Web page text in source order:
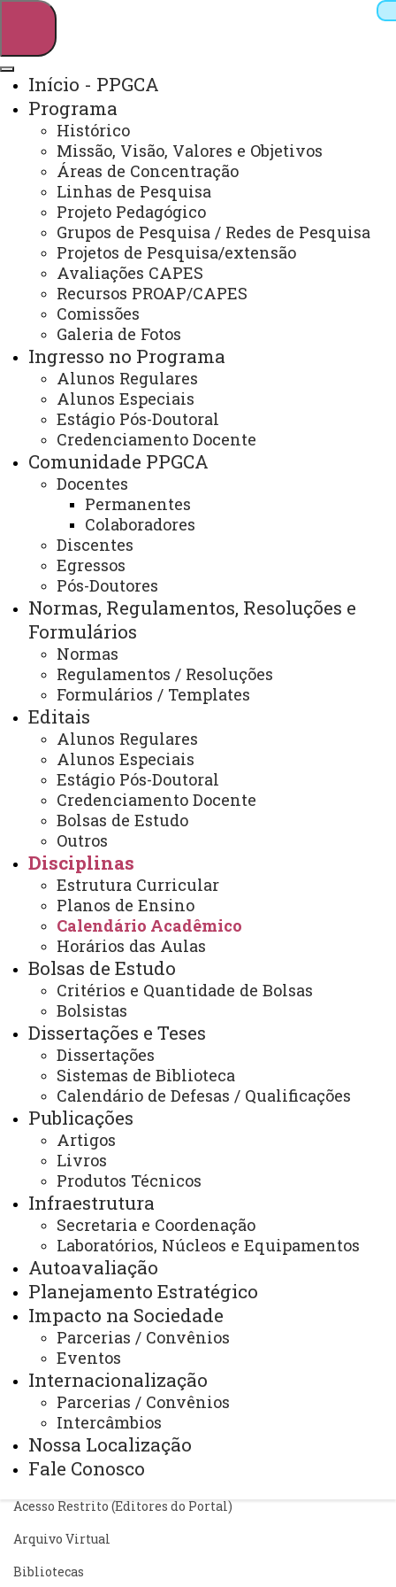
Webmail Sistemas
Arquivo Virtual
Campus
Início - PPGCA
Programa
Histórico
Missão, Visão, Valores e Objetivos
Áreas de Concentração
Linhas de Pesquisa
Projeto Pedagógico
Grupos de Pesquisa / Redes de Pesquisa
Projetos de Pesquisa/extensão
Avaliações CAPES
Recursos PROAP/CAPES
Comissões
Galeria de Fotos
Ingresso no Programa
Alunos Regulares
Alunos Especiais
Estágio Pós-Doutoral
Credenciamento Docente
Comunidade PPGCA
Docentes
Permanentes
Colaboradores
Discentes
Egressos
Pós-Doutores
Normas, Regulamentos, Resoluções e
Formulários
Normas
Regulamentos / Resoluções
Formulários / Templates
Editais
Alunos Regulares
Alunos Especiais
Estágio Pós-Doutoral
Credenciamento Docente
Bolsas de Estudo
Outros
Disciplinas
Estrutura Curricular
Planos de Ensino
Calendário Acadêmico
Horários das Aulas
Bolsas de Estudo
Critérios e Quantidade de Bolsas
Bolsistas
Dissertações e Teses
Dissertações
Sistemas de Biblioteca
Calendário de Defesas / Qualificações
Publicações
Artigos
Livros
Produtos Técnicos
Infraestrutura
Secretaria e Coordenação
Laboratórios, Núcleos e Equipamentos
Autoavaliação
Planejamento Estratégico
Impacto na Sociedade
Parcerias / Convênios
Eventos
Internacionalização
Parcerias / Convênios
Intercâmbios
Nossa Localização
Fale Conosco
Mestrado em Ciências Ambientais
Calendário Acadêmico
Cronograma de atividades 2026
Cronograma de atividades 2025
Cronograma de atividades 2024
Cronograma de atividades 2023
Cronograma de Atividades 2022
Calendário 2021
Calendário 2020
Calendário 2019. pdf
Calendário do mestrado 2018.pdf
ATUALIZAÇÃO MAIS RECENTE: 18 DE NOVEMBRO
DE 2025
ACESSOS: 4886
(45) 3379-7173
Horário de Atendimento:
toledo.mestradoambientais@unioeste.br
www.facebook.com/ppgca.unioeste
ppgca_unioeste/
Você está aqui:Unioeste
PPGCA - Programa de Pós-graduação em Ciências
Ambientais
Disciplinas
Calendário Acadêmico
ACESSE
Acesso Restrito (Editores do Portal)
Arquivo Virtual
Bibliotecas